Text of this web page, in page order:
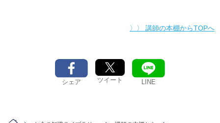
〉〉 講師の本棚からTOPへ
シェア ツイート LINE